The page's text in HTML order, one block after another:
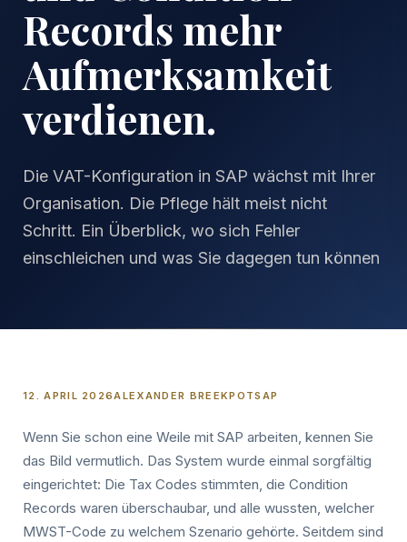
Records mehr
Aufmerksamkeit
verdienen.
Die VAT-Konfiguration in SAP wächst mit Ihrer
Organisation. Die Pflege hält meist nicht
Schritt. Ein Überblick, wo sich Fehler
einschleichen und was Sie dagegen tun können
12. APRIL 2026ALEXANDER BREEKPOTSAP
Wenn Sie schon eine Weile mit SAP arbeiten, kennen Sie
das Bild vermutlich. Das System wurde einmal sorgfältig
eingerichtet: Die Tax Codes stimmten, die Condition
Records waren überschaubar, und alle wussten, welcher
MWST-Code zu welchem Szenario gehörte. Seitdem sind